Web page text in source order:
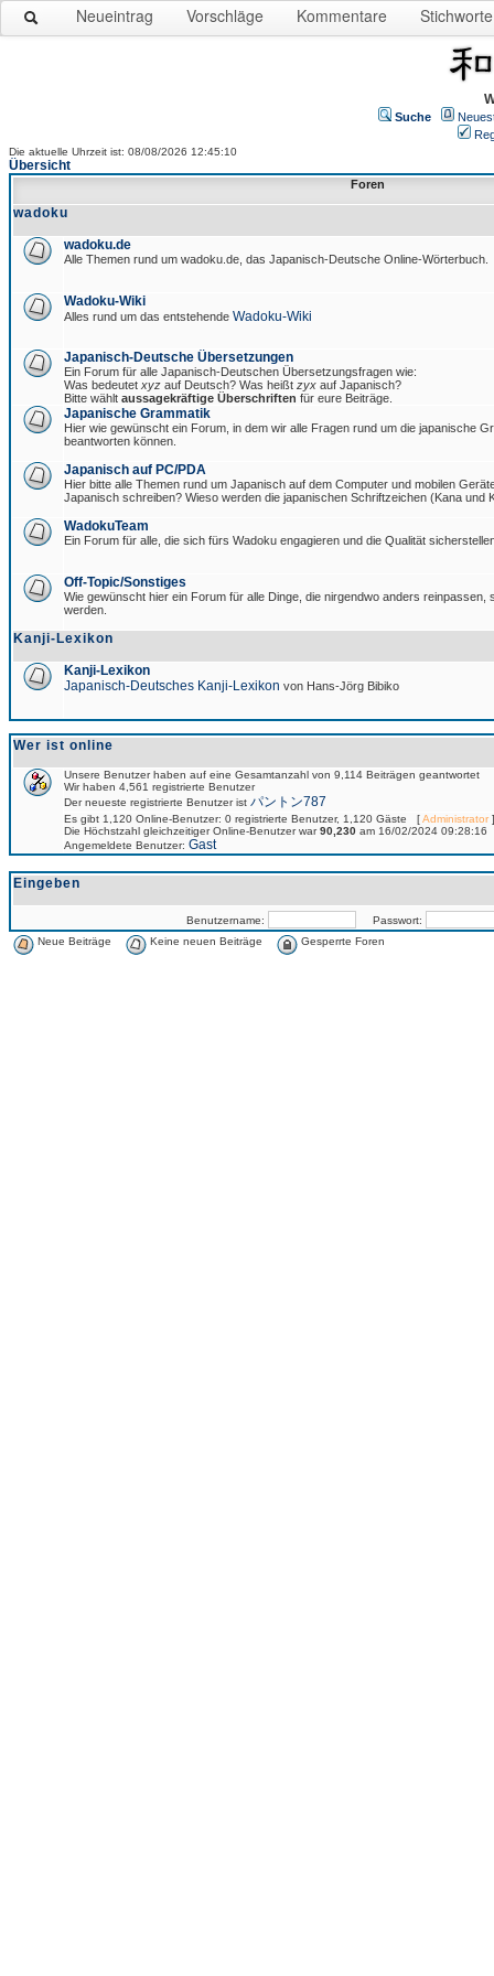
Neueintrag Vorschläge Kommentare Stichworte
Suche
Die aktuelle Uhrzeit ist: 08/08/2026 12:45:10
Übersicht
Foren
wadoku
wadoku.de
Alle Themen rund um wadoku.de, das Japanisch-Deutsche Online-Wörterbuch.
Wadoku-Wiki
Alles rund um das entstehende Wadoku-Wiki
Japanisch-Deutsche Übersetzungen
Ein Forum für alle Japanisch-Deutschen Übersetzungsfragen wie:
Was bedeutet xyz auf Deutsch? Was heißt zyx auf Japanisch?
Bitte wählt aussagekräftige Überschriften für eure Beiträge.
Japanische Grammatik
Hier wie gewünscht ein Forum, in dem wir alle Fragen rund um die japanische
beantworten können.
Japanisch auf PC/PDA
Hier bitte alle Themen rund um Japanisch auf dem Computer und mobilen
Japanisch schreiben? Wieso werden die japanischen Schriftzeichen (Kana und
WadokuTeam
Ein Forum für alle, die sich fürs Wadoku engagieren und die Qualität
Off-Topic/Sonstiges
Wie gewünscht hier ein Forum für alle Dinge, die nirgendwo anders reinpassen,
werden.
Kanji-Lexikon
Kanji-Lexikon
Japanisch-Deutsches Kanji-Lexikon von Hans-Jörg Bibiko
Wer ist online
Unsere Benutzer haben auf eine Gesamtanzahl von 9,114 Beiträgen geantwortet
Wir haben 4,561 registrierte Benutzer
Der neueste registrierte Benutzer ist パントン787
Es gibt 1,120 Online-Benutzer: 0 registrierte Benutzer, 1,120 Gäste [Administrator
Die Höchstzahl gleichzeitiger Online-Benutzer war90,230 am 16/02/2024 09:28:16
Angemeldete Benutzer: Gast
Eingeben
Benutzername:
Passwort:
Neue Beiträge
Keine neuen Beiträge Gesperrte Foren